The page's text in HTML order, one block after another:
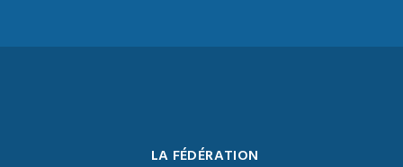
LA FÉDÉRATION